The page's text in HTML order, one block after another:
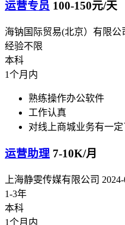
运营专员 100-150元/天
海钠国际贸易(北京）有限公
经验不限
本科
1个月内
熟练操作办公软件
工作认真
对线上商城业务有一
运营助理 7-10K/月
上海静雯传媒有限公司
1-3年
本科
1个月内